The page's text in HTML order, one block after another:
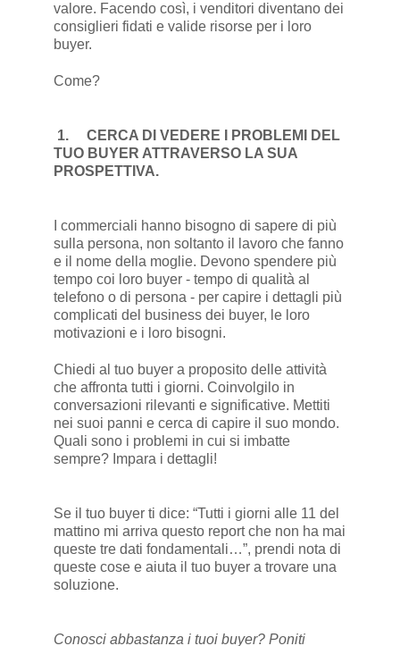
valore. Facendo così, i venditori diventano dei
consiglieri fidati e valide risorse per i loro
buyer.
Come?
1. CERCA DI VEDERE I PROBLEMI DEL
TUO BUYER ATTRAVERSO LA SUA
PROSPETTIVA.
I commerciali hanno bisogno di sapere di più
sulla persona, non soltanto il lavoro che fanno
e il nome della moglie. Devono spendere più
tempo coi loro buyer - tempo di qualità al
telefono o di persona - per capire i dettagli più
complicati del business dei buyer, le loro
motivazioni e i loro bisogni.
Chiedi al tuo buyer a proposito delle attività
che affronta tutti i giorni. Coinvolgilo in
conversazioni rilevanti e significative. Mettiti
nei suoi panni e cerca di capire il suo mondo.
Quali sono i problemi in cui si imbatte
sempre? Impara i dettagli!
Se il tuo buyer ti dice: “Tutti i giorni alle 11 del
mattino mi arriva questo report che non ha mai
queste tre dati fondamentali…”, prendi nota di
queste cose e aiuta il tuo buyer a trovare una
soluzione.
Conosci abbastanza i tuoi buyer? Poniti